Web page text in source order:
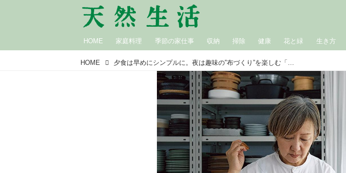
HOME 家庭料理 季節の家仕事 収納 掃除 健康 花と緑 生き方
HOME 夕食は早めにシンプルに。夜は趣味の‟布づくり”を楽しむ「暮らしにまつわる布は自分の手でつくりたい」D&DEPARTMENT・重松久惠さんの夜の時間割